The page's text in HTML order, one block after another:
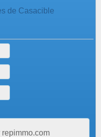
de Casacible